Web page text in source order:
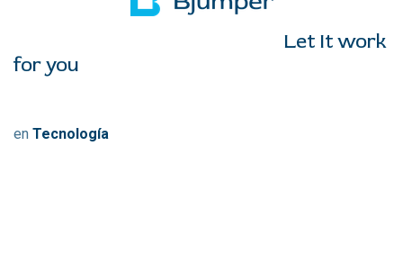
Let It work
for you
en Tecnología